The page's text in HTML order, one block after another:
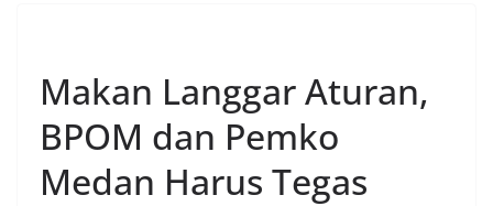
Makan Langgar Aturan,
BPOM dan Pemko
Medan Harus Tegas